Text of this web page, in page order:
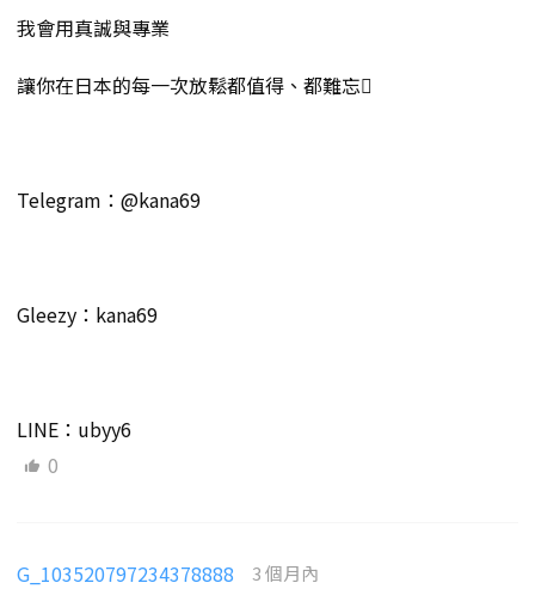
我會用真誠與專業
讓你在日本的每一次放鬆都值得、都難忘
Telegram：@kana69
Gleezy：kana69
LINE：ubyy6
0
G_103520797234378888 3 個月內